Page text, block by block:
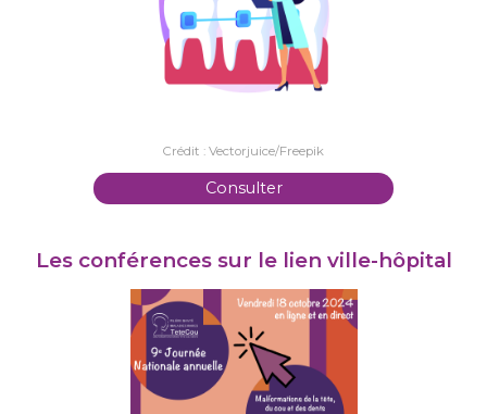
Crédit : Vectorjuice/Freepik
Consulter
Les conférences sur le lien ville-hôpital